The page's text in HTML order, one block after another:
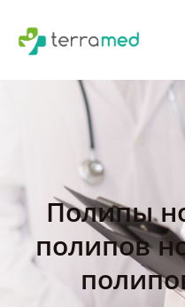
Полипы
полипов